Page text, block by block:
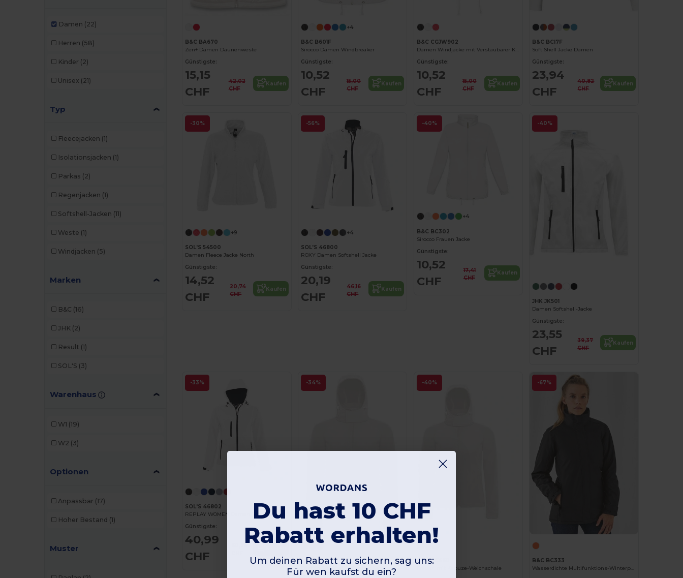
Damen (22)
Herren (58)
Kinder (2)
Unisex (21)
Typ
Fleecejacken (1)
Isolationsjacken (1)
Parkas (2)
Regenjacken (1)
Softshell-Jacken (11)
Weste (1)
Windjacken (5)
Marken
B&C (16)
JHK (2)
Result (1)
SOL'S (3)
Warenhaus
W1 (19)
W2 (3)
Optionen
Anpassbar (17)
Hoher Bestand (1)
Muster
B&C BA670
Zen+ Damen Daunenweste
Günstigste:
15,15
CHF
42,02
CHF
Kaufen
+4
B&C B601F
Sirocco Damen Windbreaker
Günstigste:
10,52
CHF
15,00
CHF
Kaufen
B&C CGJW902
Damen Windjacke mit Verstaubarer Kapuze
Günstigste:
10,52
CHF
15,00
CHF
Kaufen
B&C BCI7F
Soft Shell Jacke Damen
Günstigste:
23,94
CHF
40,82
CHF
Kaufen
-30%
+9
SOL'S 54500
Damen Fleece Jacke North
Günstigste:
14,52
CHF
20,74
CHF
Kaufen
-56%
+4
SOL'S 46800
ROXY Damen Softshell Jacke
Günstigste:
20,19
CHF
46,16
CHF
Kaufen
-40%
+4
B&C BC302
Sirocco Frauen Jacke
Günstigste:
10,52
CHF
17,41
CHF
Kaufen
-40%
JHK JK501
Damen Softshell-Jacke
Günstigste:
23,55
CHF
39,37
CHF
Kaufen
-33%
SOL'S 46802
Günstigste:
40,99
CHF
-34%
B&C B630F
Damen Softshell Jacke mit Kapuze
-40%
B&C BC660
Frauen mit Kapuze-Weichschale
-67%
B&C BC333
Wasserdichte Multifunktions-Winterparka
Du hast 10 CHF
Rabatt erhalten!
Um deinen Rabatt zu sichern, sag uns:
Für wen kaufst du ein?